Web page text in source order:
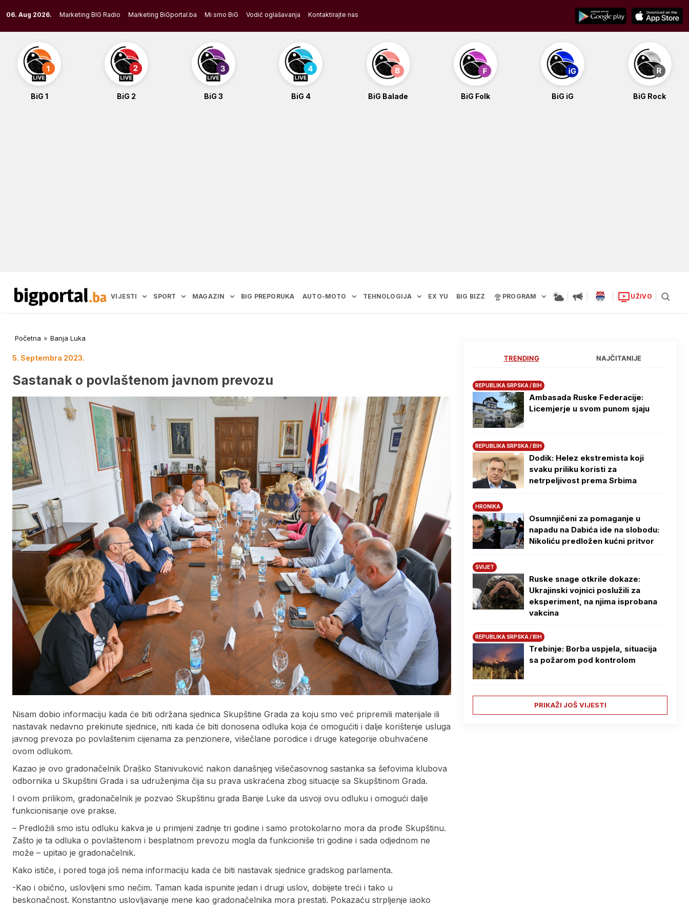
to
content
06. Aug 2026. Marketing BIG Radio Marketing BiGportal.ba Mi smo BiG Vodič oglašavanja Kontaktirajte nas
BiG 1 BiG 2 BiG 3 BiG 4 BiG Balade BiG Folk BiG iG BiG Rock
VIJESTI SPORT MAGAZIN BIG PREPORUKA AUTO-MOTO TEHNOLOGIJA EX YU BIG BIZZ PROGRAM UŽIVO
Početna » Banja Luka
5. Septembra 2023.
Sastanak o povlaštenom javnom prevozu
Nisam dobio informaciju kada će biti održana sjednica Skupštine Grada za koju smo već pripremili materijale ili
nastavak nedavno prekinute sjednice, niti kada će biti donosena odluka koja će omogućiti i dalje korištenje usluga
javnog prevoza po povlaštenim cijenama za penzionere, višečlane porodice i druge kategorije obuhvaćene
ovom odlukom.
Kazao je ovo gradonačelnik Draško Stanivuković nakon današnjeg višečasovnog sastanka sa šefovima klubova
odbornika u Skupštini Grada i sa udruženjima čija su prava uskraćena zbog situacije sa Skupštinom Grada.
I ovom prilikom, gradonačelnik je pozvao Skupštinu grada Banje Luke da usvoji ovu odluku i omogući dalje
funkcionisanje ove prakse.
– Predložili smo istu odluku kakva je u primjeni zadnje tri godine i samo protokolarno mora da prođe Skupštinu.
Zašto je ta odluka o povlaštenom i besplatnom prevozu mogla da funkcioniše tri godine i sada odjednom ne
može – upitao je gradonačelnik.
Kako ističe, i pored toga još nema informaciju kada će biti nastavak sjednice gradskog parlamenta.
-Kao i obično, uslovljeni smo nečim. Taman kada ispunite jedan i drugi uslov, dobijete treći i tako u
beskonačnost. Konstantno uslovljavanje mene kao gradonačelnika mora prestati. Pokazaću strpljenje iaoko
TRENDING NAJČITANIJE
REPUBLIKA SRPSKA / BIH
Ambasada Ruske Federacije:
Licemjerje u svom punom sjaju
REPUBLIKA SRPSKA / BIH
Dodik: Helez ekstremista koji
svaku priliku koristi za
netrpeljivost prema Srbima
HRONIKA
Osumnjičeni za pomaganje u
napadu na Dabića ide na slobodu:
Nikoliću predložen kućni pritvor
SVIJET
Ruske snage otkrile dokaze:
Ukrajinski vojnici poslužili za
eksperiment, na njima isprobana
vakcina
REPUBLIKA SRPSKA / BIH
Trebinje: Borba uspjela, situacija
sa požarom pod kontrolom
PRIKAŽI JOŠ VIJESTI